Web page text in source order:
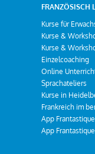
FRANZÖSISCH
Kurse für
Kurse &
Kurse &
Einzelcoaching
Online
Sprachateliers
Kurse in
Frankreich im
App Frantastique
App